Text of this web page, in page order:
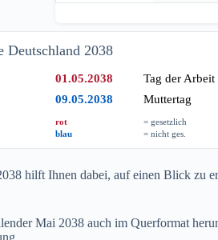
Deutschland 2038
01.05.2038
Tag der Arbeit
09.05.2038
Muttertag
rot
= gesetzlich
blau
= nicht ges.
hilft Ihnen dabei, auf einen Blick zu
Mai 2038 auch im Querformat